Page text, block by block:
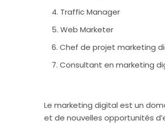
Traffic Manager
Web Marketer
Chef de projet marketing
Consultant en marketing
Le marketing digital est un
et de nouvelles opportunités